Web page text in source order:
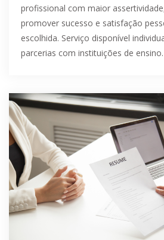
aptidões, sugerindo assim possíveis
profissional com maior
promover sucesso e satisfação
escolhida. Serviço disponível